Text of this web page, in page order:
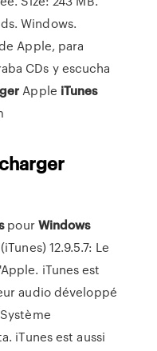
Windows.
Apple, para
CDs y escucha
Apple iTunes
pourWindows
12.9.5.7: Le
iTunes est
audio développé
iTunes est aussi